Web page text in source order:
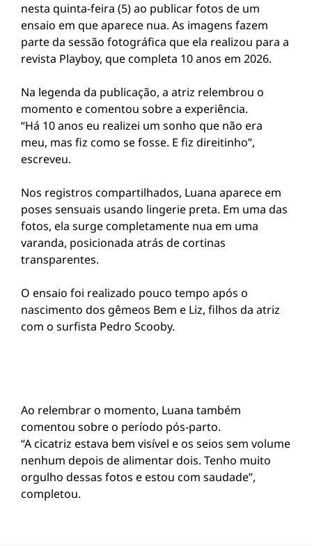
nesta quinta-feira (5) ao publicar fotos de um
ensaio em que aparece nua. As imagens fazem
parte da sessão fotográfica que ela realizou para a
revista Playboy, que completa 10 anos em 2026.
Na legenda da publicação, a atriz relembrou o
momento e comentou sobre a experiência.
“Há 10 anos eu realizei um sonho que não era
meu, mas fiz como se fosse. E fiz direitinho”,
escreveu.
Nos registros compartilhados, Luana aparece em
poses sensuais usando lingerie preta. Em uma das
fotos, ela surge completamente nua em uma
varanda, posicionada atrás de cortinas
transparentes.
O ensaio foi realizado pouco tempo após o
nascimento dos gêmeos Bem e Liz, filhos da atriz
com o surfista Pedro Scooby.
Ao relembrar o momento, Luana também
comentou sobre o período pós-parto.
“A cicatriz estava bem visível e os seios sem volume
nenhum depois de alimentar dois. Tenho muito
orgulho dessas fotos e estou com saudade”,
completou.